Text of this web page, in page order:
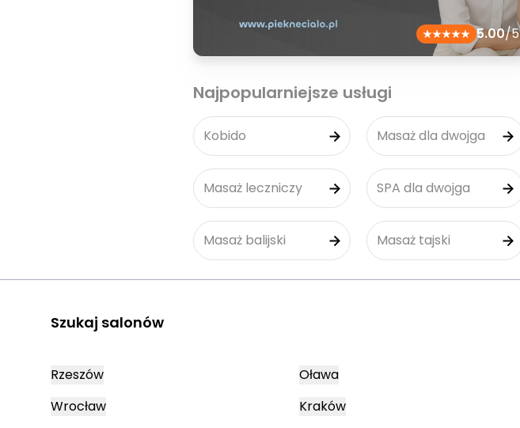
5.00/5
Najpopularniejsze usługi
Kobido Masaż dla dwojga
Masaż leczniczy SPA dla dwojga
Masaż balijski Masaż tajski
Szukaj salonów
Rzeszów
Wrocław
Oława
Kraków